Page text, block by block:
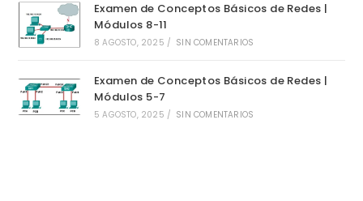
Examen de Conceptos Básicos de Redes |
Módulos 8-11
8 AGOSTO, 2025 / SIN COMENTARIOS
Examen de Conceptos Básicos de Redes |
Módulos 5-7
5 AGOSTO, 2025 / SIN COMENTARIOS